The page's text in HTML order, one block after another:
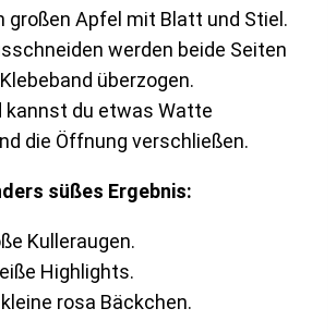
großen Apfel mit Blatt und Stiel.
werden beide Seiten
überzogen.
kannst du etwas Watte
die Öffnung verschließen.
süßes Ergebnis:
Kulleraugen.
Highlights.
rosa Bäckchen.